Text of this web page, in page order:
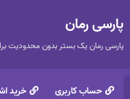
پارسی رمان
پارسی رمان یک بستر بدون محدودیت
حساب کاربری خرید